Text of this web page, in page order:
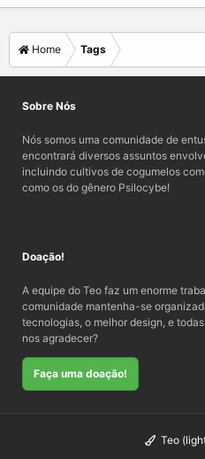
Home Tags
Sobre Nós
Nós somos uma comunidade de
encontrará diversos assuntos
incluindo cultivos de cogumelos
como os do gênero Psilocybe!
Doação!
A equipe do Teo faz um enorme
comunidade mantenha-se
tecnologias, o melhor design, e
nos agradecer?
Faça uma doação!
Teo